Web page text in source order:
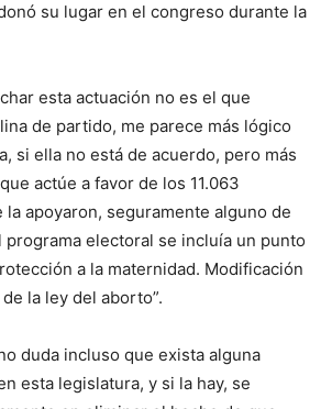
su lugar en el congreso durante la
esta actuación no es el que
de partido, me parece más lógico
si ella no está de acuerdo, pero más
actúe a favor de los 11.063
apoyaron, seguramente alguno de
electoral se incluía un punto
a la maternidad. Modificación
la ley del aborto”.
duda incluso que exista alguna
esta legislatura, y si la hay, se